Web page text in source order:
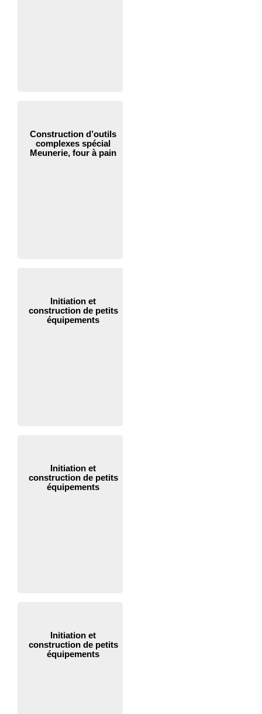
Construction d’outils
complexes spécial
Meunerie, four à pain
Initiation et
construction de petits
équipements
Initiation et
construction de petits
équipements
Initiation et
construction de petits
équipements